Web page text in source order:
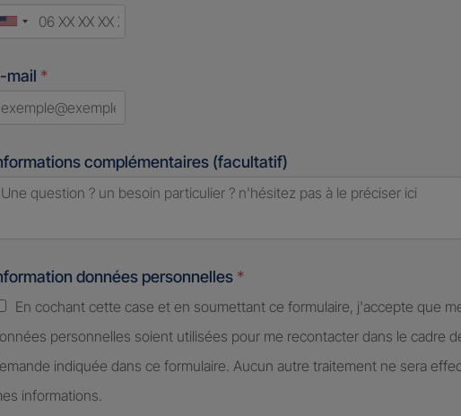
United
mail *
complémentaires (facultatif)
données personnelles *
En cochant cette case et en soumettant ce formulaire, j'accepte que
personnelles soient utilisées pour me recontacter dans le cadre
indiquée dans ce formulaire. Aucun autre traitement ne sera
informations.